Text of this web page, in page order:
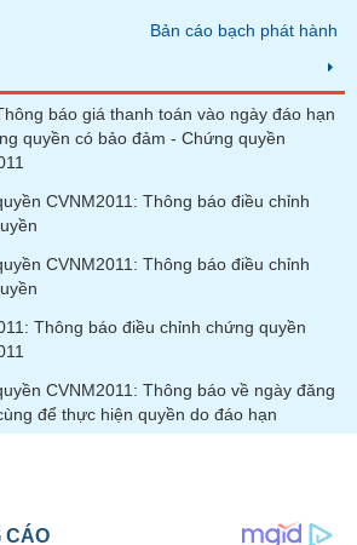
Bản cáo bạch phát hành
báo giá thanh toán vào ngày đáo hạn
quyền có bảo đảm - Chứng quyền
CVNM2011: Thông báo điều chỉnh
CVNM2011: Thông báo điều chỉnh
Thông báo điều chỉnh chứng quyền
CVNM2011: Thông báo về ngày đăng
để thực hiện quyền do đáo hạn